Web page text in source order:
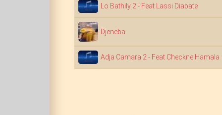
Lo Bathily 2 - Feat Lassi Diabate
Djeneba
Adja Camara 2 - Feat Checkne Hamala